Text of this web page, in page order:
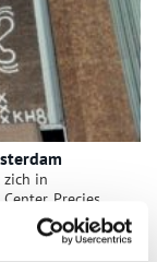
in
Precies
jaar lang
onthuld.